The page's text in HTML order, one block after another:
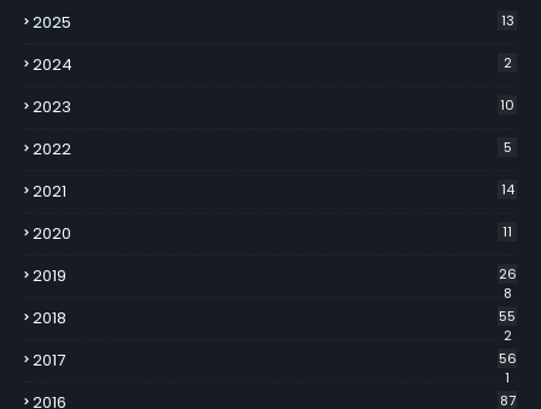
2025 13
2024 2
2023 10
2022 5
2021 14
2020 11
2019
26
8
2018
55
2
2017
56
1
2016 87